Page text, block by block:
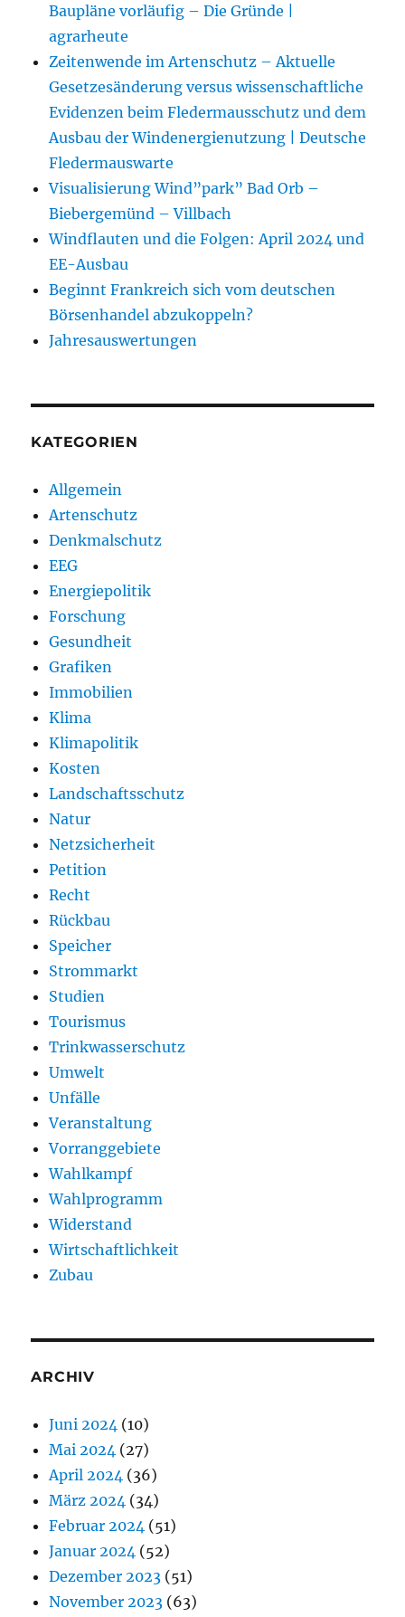
Baupläne vorläufig – Die Gründe |
agrarheute
Zeitenwende im Artenschutz – Aktuelle
Gesetzesänderung versus wissenschaftliche
Evidenzen beim Fledermausschutz und dem
Ausbau der Windenergienutzung | Deutsche
Fledermauswarte
Visualisierung Wind”park” Bad Orb –
Biebergemünd – Villbach
Windflauten und die Folgen: April 2024 und
EE-Ausbau
Beginnt Frankreich sich vom deutschen
Börsenhandel abzukoppeln?
Jahresauswertungen
KATEGORIEN
Allgemein
Artenschutz
Denkmalschutz
EEG
Energiepolitik
Forschung
Gesundheit
Grafiken
Immobilien
Klima
Klimapolitik
Kosten
Landschaftsschutz
Natur
Netzsicherheit
Petition
Recht
Rückbau
Speicher
Strommarkt
Studien
Tourismus
Trinkwasserschutz
Umwelt
Unfälle
Veranstaltung
Vorranggebiete
Wahlkampf
Wahlprogramm
Widerstand
Wirtschaftlichkeit
Zubau
ARCHIV
Juni 2024 (10)
Mai 2024 (27)
April 2024 (36)
März 2024 (34)
Februar 2024 (51)
Januar 2024 (52)
Dezember 2023 (51)
November 2023 (63)